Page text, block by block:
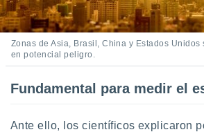
perfiles
utilizar
crear un
la
Zonas de Asia, Brasil, China y Estados Unidos
en potencial peligro.
Fundamental para medir el
Ante ello, los científicos explicaron